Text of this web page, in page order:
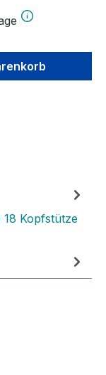
18 Kopfstütze